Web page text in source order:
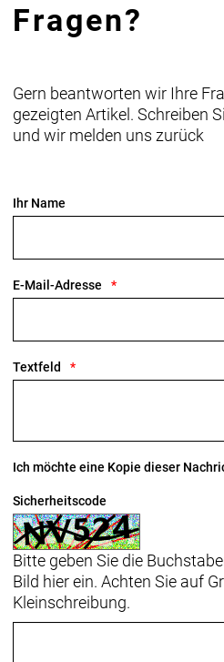
Fragen?
Gern beantworten wir Ihre
gezeigten Artikel. Schreiben
und wir melden uns zurück
Ihr Name
E-Mail-Adresse
Textfeld
Ich möchte eine Kopie dieser
Sicherheitscode
Bitte geben Sie die
Bild hier ein. Achten Sie auf
Kleinschreibung.